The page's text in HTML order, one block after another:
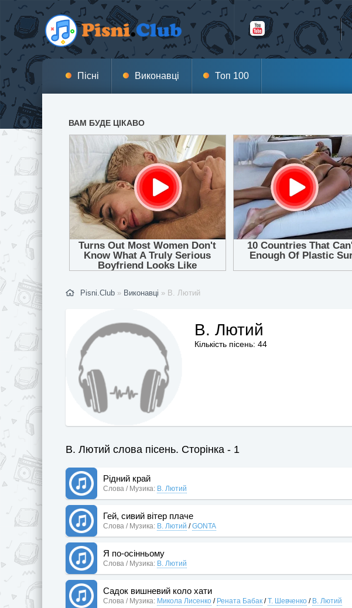
Пісні Виконавці Топ 100
Pisni.Club » Виконавці » В. Лютий
В. Лютий
Кількість пісень: 44
В. Лютий слова пісень. Сторінка - 1
Рідний край
Слова / Музика: В. Лютий
Гей, сивий вітер плаче
Слова / Музика: В. Лютий /GONTA
Я по-осінньому
Слова / Музика: В. Лютий
Садок вишневий коло хати
Слова / Музика: Микола Лисенко / Рената Бабак /Т. Шевченко / В. Лютий